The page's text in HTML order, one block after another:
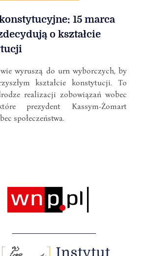
15 marca
o kształcie
wyruszą do urn wyborczych, by
kształcie konstytucji. To
realizacji zobowiązań wobec
prezydent Kassym-Żomart
społeczeństwa.